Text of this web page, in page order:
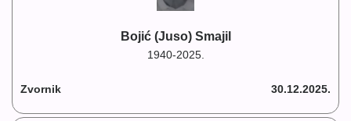
Bojić (Juso) Smajil
1940-2025.
Zvornik 30.12.2025.